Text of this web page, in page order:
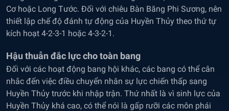
Cơ hoặc Long Tước. Đối với chiêu Bàn Băng Phi Sương, nên
thiết lập chế độ đánh tự động của Huyền Thủy theo thứ tự
kích hoạt 4-2-3-1 hoặc 4-3-2-1.
Hậu thuẫn đắc lực cho toàn bang
Đối với các hoạt động bang hội khác, các bang có thể cân
nhắc đến việc điều chuyển nhân sự lực chiến thấp sang
Huyền Thủy trước khi nhập trận. Thứ nhất là vì sinh lực của
Huyền Thủy khá cao, có thể nói là gấp rưỡi các môn phái